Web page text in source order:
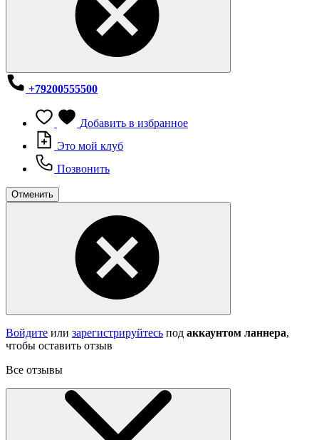
+79200555500
Добавить в избранное
Это мой клуб
Позвонить
Отменить
Войдите или зарегистрируйтесь под аккаунтом ланнера,
чтобы оставить отзыв
Все отзывы